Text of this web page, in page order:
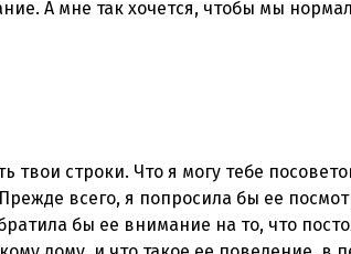
А мне так хочется, чтобы мы
твои строки. Что я могу тебе
всего, я попросила бы ее
бы ее внимание на то, что